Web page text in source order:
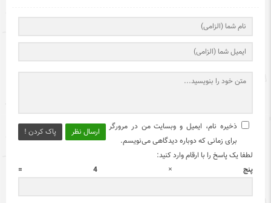
ارسال نظر پاک کردن !
ذخیره نام، ایمیل و وبسایت من در مرورگر
برای زمانی که دوباره دیدگاهی می‌نویسم.
لطفا یک پاسخ را با ارقام وارد کنید:
پنج × 4 =